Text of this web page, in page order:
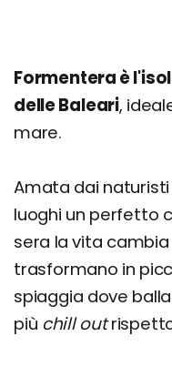
Cosa fare la
locali
Quanto costa
Formentera è
delle Baleari,
mare.
Amata dai
luoghi un perfetto
sera la vita
trasformano in
spiaggia dove
più chill out